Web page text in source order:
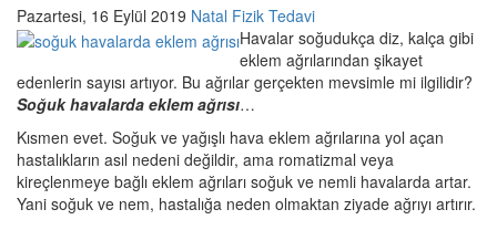
Pazartesi, 16 Eylül 2019 Natal Fizik Tedavi
Havalar soğudukça diz, kalça gibi
eklem ağrılarından şikayet
edenlerin sayısı artıyor. Bu ağrılar gerçekten mevsimle mi ilgilidir?
Soğuk havalarda eklem ağrısı…
Kısmen evet. Soğuk ve yağışlı hava eklem ağrılarına yol açan
hastalıkların asıl nedeni değildir, ama romatizmal veya
kireçlenmeye bağlı eklem ağrıları soğuk ve nemli havalarda artar.
Yani soğuk ve nem, hastalığa neden olmaktan ziyade ağrıyı artırır.